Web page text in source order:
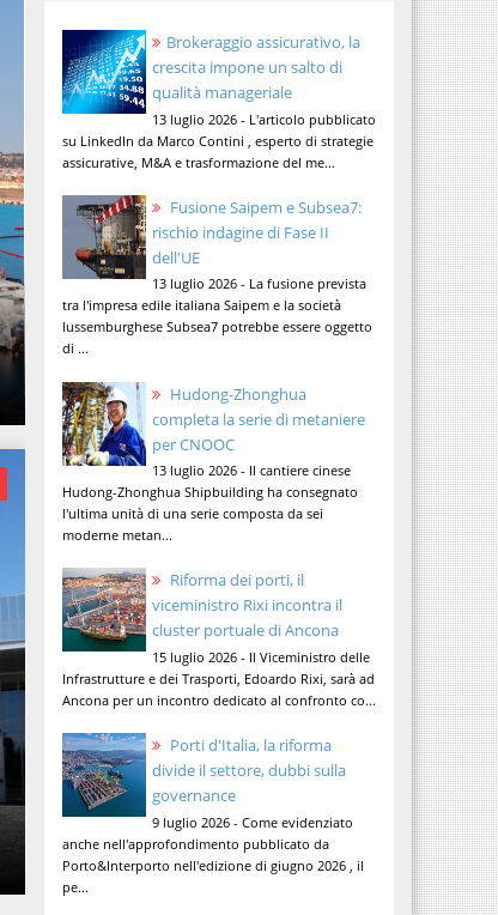
Brokeraggio assicurativo, la
crescita impone un salto di
qualità manageriale
13 luglio 2026 - L'articolo pubblicato
su LinkedIn da Marco Contini , esperto di strategie
assicurative, M&A e trasformazione del me...
Fusione Saipem e Subsea7:
rischio indagine di Fase II
dell'UE
13 luglio 2026 - La fusione prevista
tra l'impresa edile italiana Saipem e la società
lussemburghese Subsea7 potrebbe essere oggetto
di ...
Hudong-Zhonghua
completa la serie di metaniere
per CNOOC
13 luglio 2026 - Il cantiere cinese
Hudong-Zhonghua Shipbuilding ha consegnato
l'ultima unità di una serie composta da sei
moderne metan...
Riforma dei porti, il
viceministro Rixi incontra il
cluster portuale di Ancona
15 luglio 2026 - Il Viceministro delle
Infrastrutture e dei Trasporti, Edoardo Rixi, sarà ad
Ancona per un incontro dedicato al confronto co...
Porti d'Italia, la riforma
divide il settore, dubbi sulla
governance
9 luglio 2026 - Come evidenziato
anche nell'approfondimento pubblicato da
Porto&Interporto nell'edizione di giugno 2026 , il
pe...